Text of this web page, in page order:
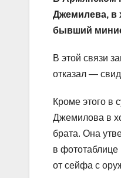
Джемилева, в
бывший
В этой связи
отказал —
Кроме этого в
Джемилова в
брата. Она
в фототаблице
от сейфа с